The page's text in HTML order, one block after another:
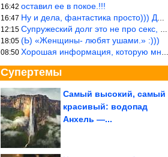
16:42 оставил ее в покое.!!!
16:47 Ну и дела, фантастика просто))) Даже и добавить то нечего…
12:15 Супружеский долг это не про секс, это про Жизнь на Земле. Супруж
18:05 (Ь) «Женщины- любят ушами.» :)))
08:50 Хорошая информация, которую многим стоило бы взять на вооружение
Супертемы
Маленькие чудеса и
нашей повседневности
Самый высокий, самый
красивый: водопад
Анхель —...